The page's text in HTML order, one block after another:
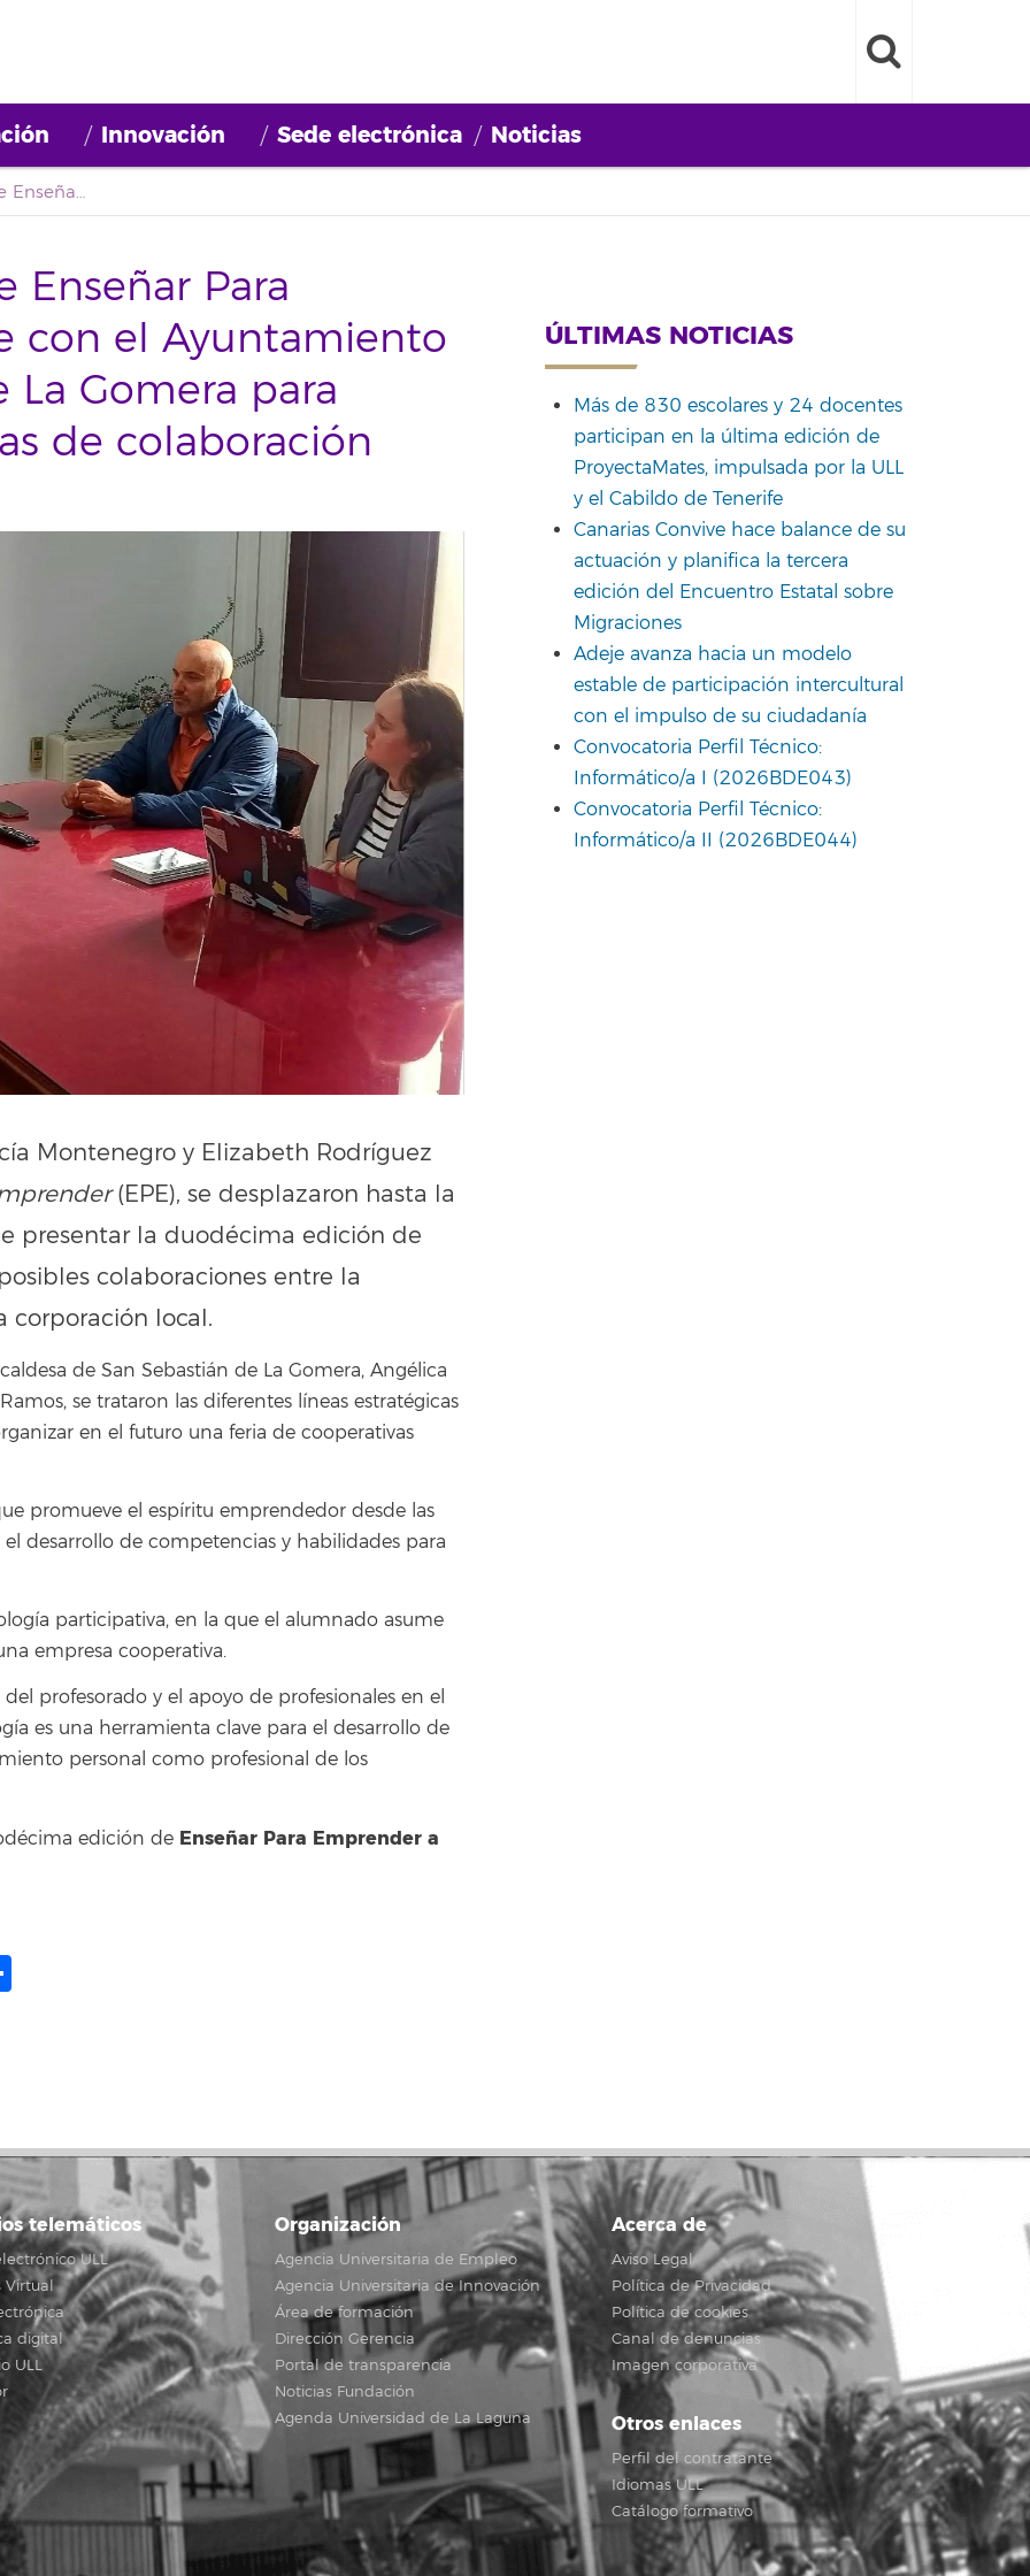
Innovación Sede electrónica Noticias
El equipo técnico de Enseñar Para Emprender se reúne con el Ayuntamiento de San Sebastián de La Gomera para explorar nuevas líneas de colaboración
Enseñar Para
con el Ayuntamiento
La Gomera para
de colaboración
Montenegro y Elizabeth Rodríguez
(EPE), se desplazaron hasta la
presentar la duodécima edición de
colaboraciones entre la
corporación local.
de San Sebastián de La Gomera, Angélica
se trataron las diferentes líneas estratégicas
en el futuro una feria de cooperativas
promueve el espíritu emprendedor desde las
desarrollo de competencias y habilidades para
participativa, en la que el alumnado asume
empresa cooperativa.
profesorado y el apoyo de profesionales en el
es una herramienta clave para el desarrollo de
personal como profesional de los
edición de Enseñar Para Emprender a
ÚLTIMAS NOTICIAS
Más de 830 escolares y 24 docentes
participan en la última edición de
ProyectaMates, impulsada por la ULL
y el Cabildo de Tenerife
Canarias Convive hace balance de su
actuación y planifica la tercera
edición del Encuentro Estatal sobre
Migraciones
Adeje avanza hacia un modelo
estable de participación intercultural
con el impulso de su ciudadanía
Convocatoria Perfil Técnico:
Informático/a I (2026BDE043)
Convocatoria Perfil Técnico:
Informático/a II (2026BDE044)
telemáticos
ULL
Virtual
digital
ULL
Organización
Agencia Universitaria de Empleo
Agencia Universitaria de Innovación
Área de formación
Dirección Gerencia
Portal de transparencia
Noticias Fundación
Agenda Universidad de La Laguna
Acerca de
Aviso Legal
Política de Privacidad
Política de cookies
Canal de denuncias
Imagen corporativa
Otros enlaces
Perfil del contratante
Idiomas ULL
Catálogo formativo